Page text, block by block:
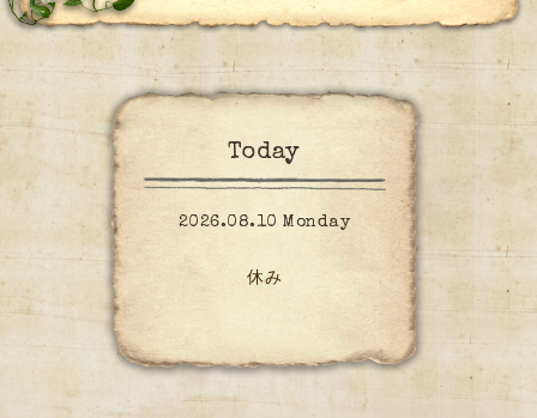
Today
2026.08.10 Monday
休み